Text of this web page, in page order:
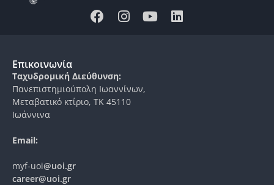
Επικοινωνία
Ταχυδρομική Διεύθυνση:
Πανεπιστημιούπολη Ιωαννίνων,
Μεταβατικό κτίριο, ΤΚ 45110
Ιωάννινα
Email:
myf-uoi@uoi.gr
career@uoi.gr